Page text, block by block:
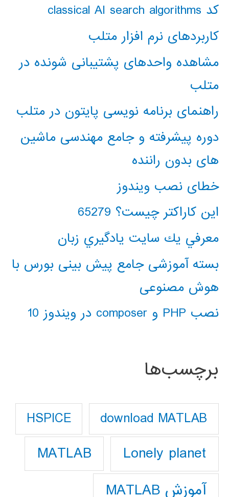
کد classical AI search algorithms
کاربردهای نرم افزار متلب
مشاهده واحدهای پشتیبانی شونده در
متلب
راهنمای برنامه نویسی پایتون در متلب
دوره پیشرفته و جامع مهندسی ماشین
های بدون راننده
خطای نصب ویندوز
این کاراکتر چیست؟ 65279
معرفي يك سايت يادگيري زبان
بسته آموزشی جامع پیش بینی بورس با
هوش مصنوعی
نصب PHP و composer در ویندوز 10
برچسب‌ها
download MATLAB
HSPICE
Lonely planet
MATLAB
آموزش MATLAB